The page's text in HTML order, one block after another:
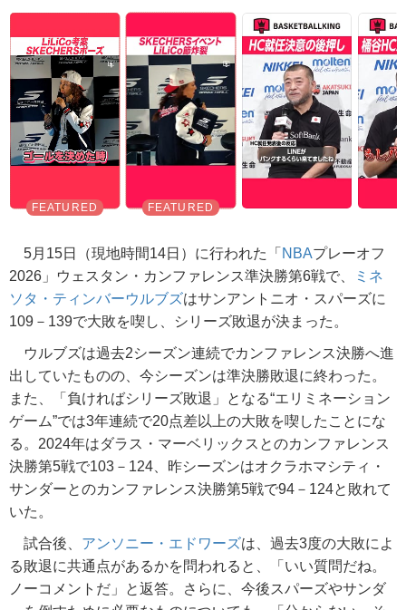
5月15日（現地時間14日）に行われた「 NBAプレーオフ
2026」ウェスタン・カンファレンス準決勝第6戦で、
ミネ
ソタ・ティンバーウルブズはサンアントニオ・スパーズに
109－139で大敗を喫し、シリーズ敗退が決まった。
ウルブズは過去2シーズン連続でカンファレンス決勝へ進
出していたものの、今シーズンは準決勝敗退に終わった。
また、「負ければシリーズ敗退」となる“エリミネーション
ゲーム”では3年連続で20点差以上の大敗を喫したことにな
る。2024年はダラス・マーベリックスとのカンファレンス
決勝第5戦で103－124、昨シーズンはオクラホマシティ・
サンダーとのカンファレンス決勝第5戦で94－124と敗れて
いた。
試合後、 アンソニー・エドワーズは、過去3度の大敗によ
る敗退に共通点があるかを問われると、「いい質問だね。
ノーコメントだ」と返答。さらに、今後スパーズやサンダ